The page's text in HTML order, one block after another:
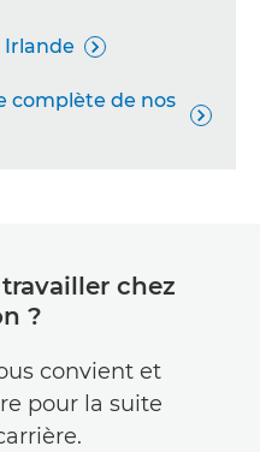
Irlande 
complète de nos

chez
?
convient et
pour la suite